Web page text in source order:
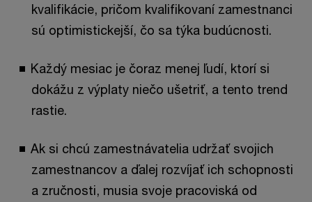
kvalifikácie, pričom kvalifikovaní zamestnanci
sú optimistickejší, čo sa týka budúcnosti.
Každý mesiac je čoraz menej ľudí, ktorí si
dokážu z výplaty niečo ušetriť, a tento trend
rastie.
Ak si chcú zamestnávatelia udržať svojich
zamestnancov a ďalej rozvíjať ich schopnosti
a zručnosti, musia svoje pracoviská od